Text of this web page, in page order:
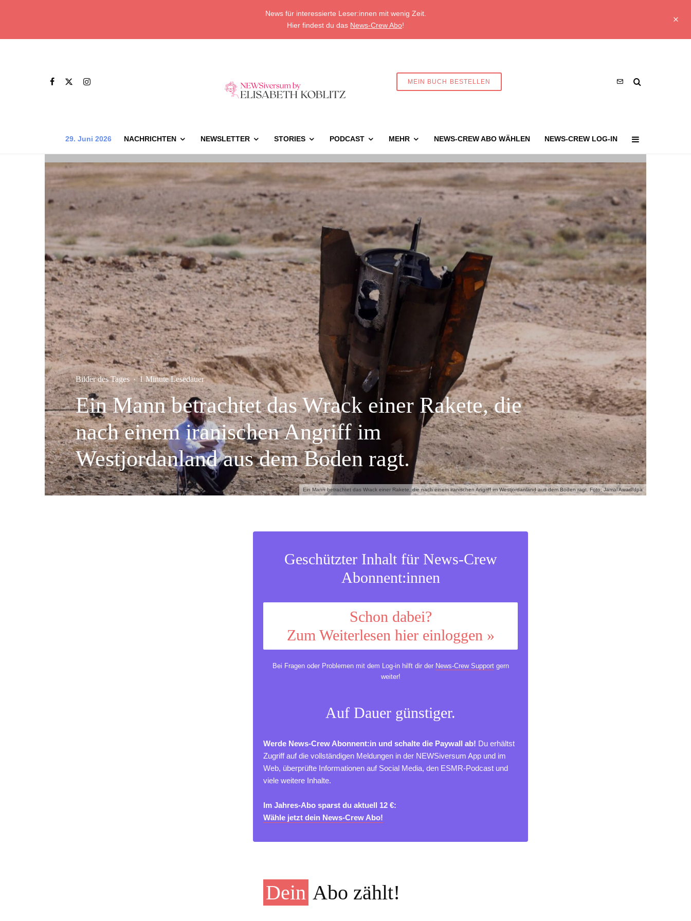
News für interessierte Leser:innen mit wenig Zeit.
Hier findest du das News-Crew Abo!
MEIN BUCH BESTELLEN
29. Juni 2026 NACHRICHTEN NEWSLETTER STORIES PODCAST MEHR NEWS-CREW ABO WÄHLEN NEWS-CREW LOG-IN
Ein Mann betrachtet das Wrack einer Rakete, die nach einem iranischen Angriff im Westjordanland aus dem Boden ragt. Foto: Jamal Awad/dpa
Bilder des Tages · 1 Minute Lesedauer
Ein Mann betrachtet das Wrack einer Rakete, die
nach einem iranischen Angriff im
Westjordanland aus dem Boden ragt.
Geschützter Inhalt für News-Crew
Abonnent:innen
Schon dabei?
Zum Weiterlesen hier einloggen »
Bei Fragen oder Problemen mit dem Log-in hilft dir der News-Crew Supportgern
weiter!
Auf Dauer günstiger.
Werde News-Crew Abonnent:in und schalte die Paywall ab! Du erhältst
Zugriff auf die vollständigen Meldungen in der NEWSiversum App und im
Web, überprüfte Informationen auf Social Media, den ESMR-Podcast und
viele weitere Inhalte.
Im Jahres-Abo sparst du aktuell 12 €:
Wähle jetzt dein News-Crew Abo!
Dein Abo zählt!